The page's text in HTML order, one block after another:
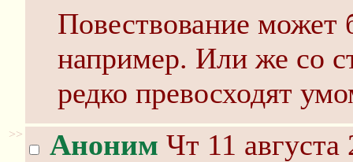
Повествование может
например. Или же со
редко превосходят
>> Аноним Чт 11